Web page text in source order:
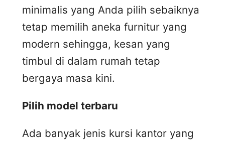
minimalis yang Anda pilih sebaiknya
tetap memilih aneka furnitur yang
modern sehingga, kesan yang
timbul di dalam rumah tetap
bergaya masa kini.
Pilih model terbaru
Ada banyak jenis kursi kantor yang